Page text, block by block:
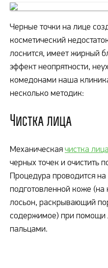
Черные точки на лице
косметический
лоснится, имеет жирный
эффект неопрятности,
комедонами наша
несколько методик:
Чистка лица
Механическая чистка лица
черных точек и очистить
Процедура проводится
подготовленной коже (на
лосьон, раскрывающий
содержимое) при помощи
пальцами.